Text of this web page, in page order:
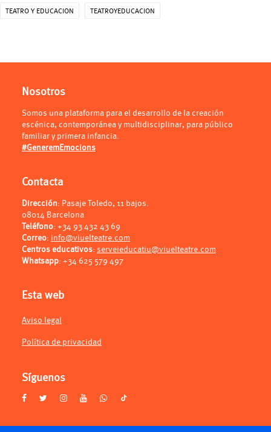
TEATRO Y EDUCACION TEATROYEDUCACION
Nosotros
Somos una plataforma para el desarrollo de la creación
escénica, contemporánea y multidisciplinar, para público
familiar y primera infancia.
#GeneremEmocions
Contacta
Dirección: Pasaje Toledo, 11 bajos.
08014 Barcelona
Teléfono: +34 93 432 43 69
Correo: info@viuelteatre.com
Centros educativos: serveieducatiu@viuelteatre.com
Whatsapp: +34 625 579 497
Esta web
Aviso legal
Política de privacidad
Síguenos